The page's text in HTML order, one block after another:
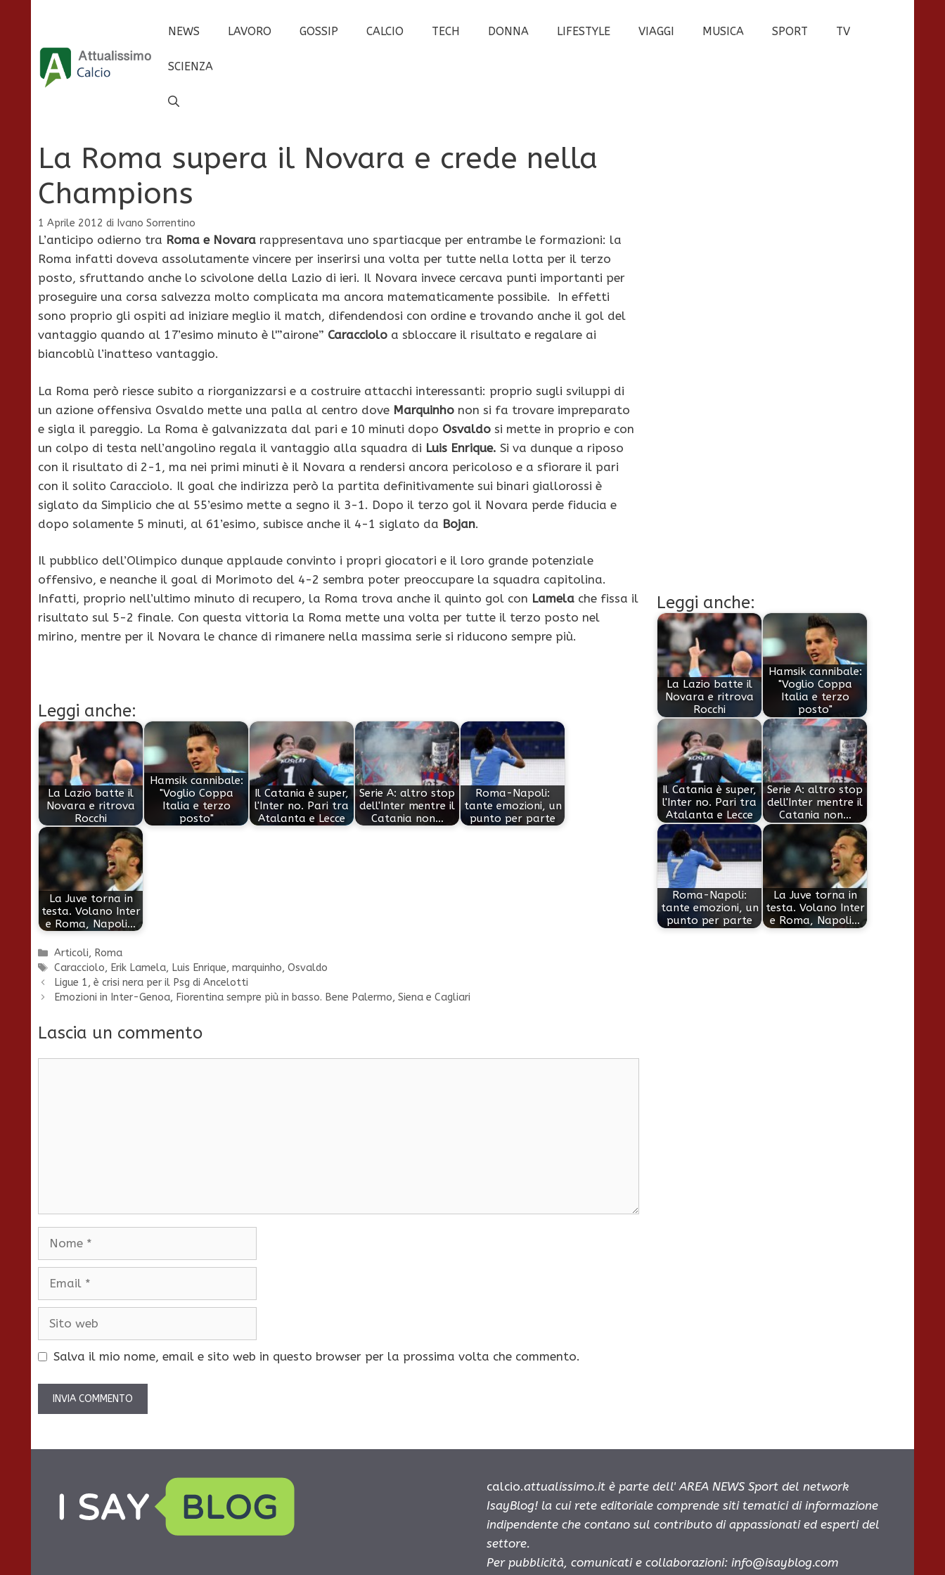
contenuto
NEWS LAVORO GOSSIP CALCIO TECH DONNA LIFESTYLE VIAGGI MUSICA SPORT TV
SCIENZA
La Roma supera il Novara e crede nella
Champions
1 Aprile 2012 di Ivano Sorrentino
L’anticipo odierno tra Roma e Novara rappresentava uno spartiacque per entrambe le formazioni: la
Roma infatti doveva assolutamente vincere per inserirsi una volta per tutte nella lotta per il terzo
posto, sfruttando anche lo scivolone della Lazio di ieri. Il Novara invece cercava punti importanti per
proseguire una corsa salvezza molto complicata ma ancora matematicamente possibile. In effetti
sono proprio gli ospiti ad iniziare meglio il match, difendendosi con ordine e trovando anche il gol del
vantaggio quando al 17’esimo minuto è l'”airone” Caracciolo a sbloccare il risultato e regalare ai
biancoblù l’inatteso vantaggio.
La Roma però riesce subito a riorganizzarsi e a costruire attacchi interessanti: proprio sugli sviluppi di
un azione offensiva Osvaldo mette una palla al centro dove Marquinho non si fa trovare impreparato
e sigla il pareggio. La Roma è galvanizzata dal pari e 10 minuti dopo Osvaldo si mette in proprio e con
un colpo di testa nell’angolino regala il vantaggio alla squadra di Luis Enrique. Si va dunque a riposo
con il risultato di 2-1, ma nei primi minuti è il Novara a rendersi ancora pericoloso e a sfiorare il pari
con il solito Caracciolo. Il goal che indirizza però la partita definitivamente sui binari giallorossi è
siglato da Simplicio che al 55’esimo mette a segno il 3-1. Dopo il terzo gol il Novara perde fiducia e
dopo solamente 5 minuti, al 61’esimo, subisce anche il 4-1 siglato da Bojan.
Il pubblico dell’Olimpico dunque applaude convinto i propri giocatori e il loro grande potenziale
offensivo, e neanche il goal di Morimoto del 4-2 sembra poter preoccupare la squadra capitolina.
Infatti, proprio nell’ultimo minuto di recupero, la Roma trova anche il quinto gol con Lamela che fissa il
risultato sul 5-2 finale. Con questa vittoria la Roma mette una volta per tutte il terzo posto nel
mirino, mentre per il Novara le chance di rimanere nella massima serie si riducono sempre più.
Leggi anche:
La Lazio batte il
Novara e ritrova
Rocchi
Hamsik cannibale:
"Voglio Coppa
Italia e terzo
posto"
Il Catania è super,
l'Inter no. Pari tra
Atalanta e Lecce
Serie A: altro stop
dell'Inter mentre il
Catania non…
Roma-Napoli:
tante emozioni, un
punto per parte
La Juve torna in
testa. Volano Inter
e Roma, Napoli…
Categorie
Articoli, Roma
Tag
Caracciolo, Erik Lamela, Luis Enrique,marquinho,Osvaldo
Ligue 1, è crisi nera per il Psg di Ancelotti
Emozioni in Inter-Genoa, Fiorentina sempre più in basso. Bene Palermo, Siena e Cagliari
Lascia un commento
Salva il mio nome, email e sito web in questo browser per la prossima volta che commento.
Leggi anche:
La Lazio batte il
Novara e ritrova
Rocchi
Hamsik cannibale:
"Voglio Coppa
Italia e terzo
posto"
Il Catania è super,
l'Inter no. Pari tra
Atalanta e Lecce
Serie A: altro stop
dell'Inter mentre il
Catania non…
Roma-Napoli:
tante emozioni, un
punto per parte
La Juve torna in
testa. Volano Inter
e Roma, Napoli…
calcio.attualissimo.it è parte dell' AREA NEWS Sport del network
IsayBlog! la cui rete editoriale comprende siti tematici di informazione
indipendente che contano sul contributo di appassionati ed esperti del
settore.
Per pubblicità, comunicati e collaborazioni: info@isayblog.com